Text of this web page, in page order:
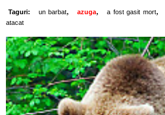
Taguri: un barbat, azuga, a fost gasit mort,
atacat